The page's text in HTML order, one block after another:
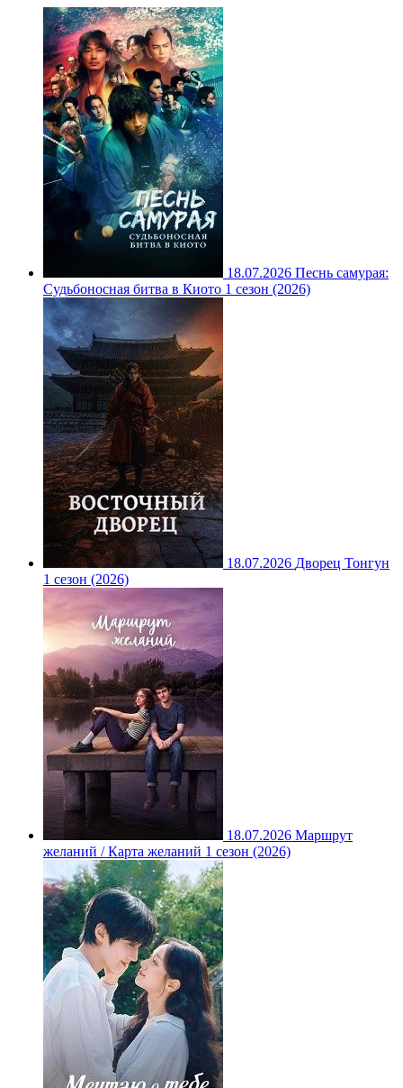
18.07.2026 Песнь самурая:
Судьбоносная битва в Киото 1 сезон (2026)
18.07.2026 Дворец Тонгун
1 сезон (2026)
18.07.2026 Маршрут
желаний / Карта желаний 1 сезон (2026)